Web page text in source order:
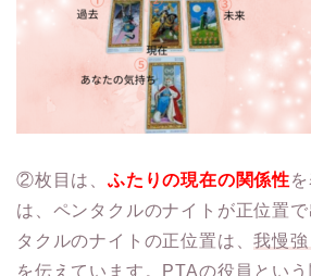
②枚目は、 ふたりの現在の関係性
は、ペンタクルのナイトが正位置
タクルのナイトの正位置は、我慢
を伝えています。PTAの役員という